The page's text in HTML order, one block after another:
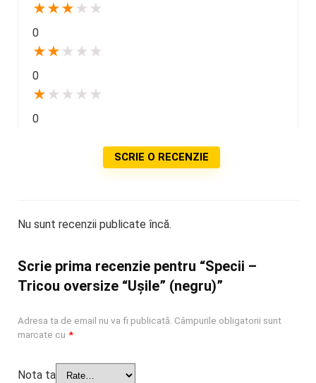
★★★ ★ ★
0
★★ ★ ★ ★
0
★ ★ ★ ★ ★
0
SCRIE O RECENZIE
Nu sunt recenzii publicate încă.
Scrie prima recenzie pentru “Specii –
Tricou oversize “Ușile” (negru)”
Adresa ta de email nu va fi publicată. Câmpurile obligatorii sunt
marcate cu *
Nota ta